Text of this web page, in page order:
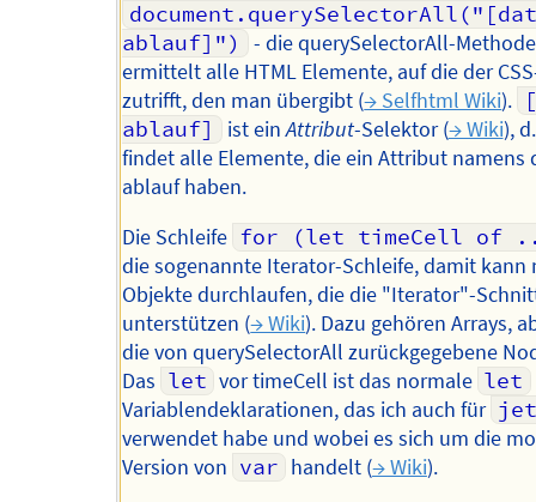
ablauf]")
- die querySelectorAll-Methode
ermittelt alle HTML Elemente, auf die der
zutrifft, den man übergibt (→ Selfhtml Wiki).
ablauf]
ist einAttribut-Selektor (→ Wiki),
findet alle Elemente, die ein Attribut namens
ablauf haben.
Die Schleife for (let timeCell of
die sogenannte Iterator-Schleife, damit kann
Objekte durchlaufen, die die "Iterator"-
unterstützen (→ Wiki). Dazu gehören Arrays,
die von querySelectorAll zurückgegebene
Das let vor timeCell ist das normale let
Variablendeklarationen, das ich auch für
verwendet habe und wobei es sich um die
Version von var handelt (→ Wiki).